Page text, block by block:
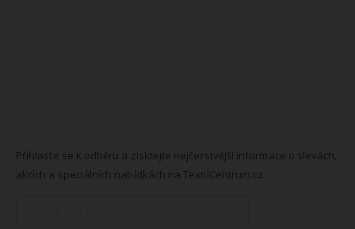
Přihlaste se k odběru a získtejte nejčerstvější informace o slevách,
akcích a speciálních nabídkách na TextilCentrum.cz.